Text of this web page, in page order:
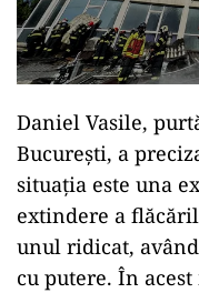
Daniel Vasile,
București, a
situația este una
extindere a
unul ridicat,
cu putere. În